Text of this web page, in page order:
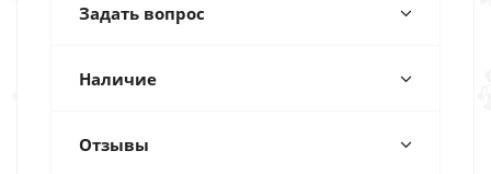
Задать вопрос
Наличие
Отзывы